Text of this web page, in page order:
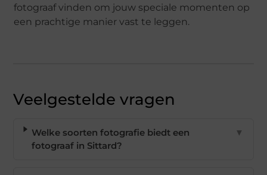
fotograaf vinden om jouw speciale momenten op
een prachtige manier vast te leggen.
Veelgestelde vragen
Welke soorten fotografie biedt een
fotograaf in Sittard?
▼